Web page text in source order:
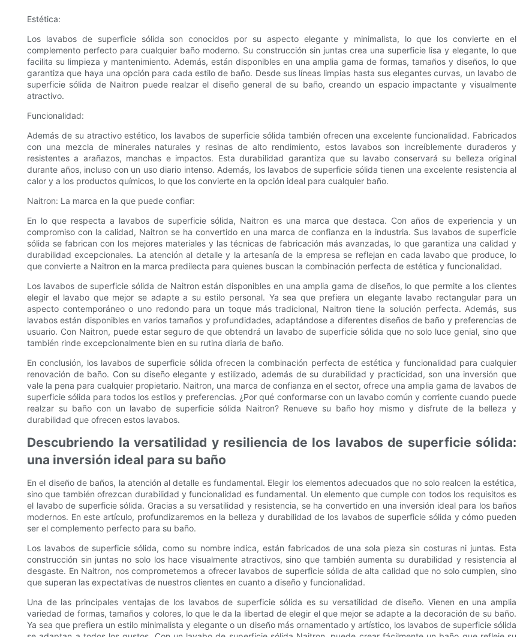
Estética:
Los lavabos de superficie sólida son conocidos por su aspecto elegante y minimalista, lo que los convierte en el
complemento perfecto para cualquier baño moderno. Su construcción sin juntas crea una superficie lisa y elegante, lo que
facilita su limpieza y mantenimiento. Además, están disponibles en una amplia gama de formas, tamaños y diseños, lo que
garantiza que haya una opción para cada estilo de baño. Desde sus líneas limpias hasta sus elegantes curvas, un lavabo de
superficie sólida de Naitron puede realzar el diseño general de su baño, creando un espacio impactante y visualmente
atractivo.
Funcionalidad:
Además de su atractivo estético, los lavabos de superficie sólida también ofrecen una excelente funcionalidad. Fabricados
con una mezcla de minerales naturales y resinas de alto rendimiento, estos lavabos son increíblemente duraderos y
resistentes a arañazos, manchas e impactos. Esta durabilidad garantiza que su lavabo conservará su belleza original
durante años, incluso con un uso diario intenso. Además, los lavabos de superficie sólida tienen una excelente resistencia al
calor y a los productos químicos, lo que los convierte en la opción ideal para cualquier baño.
Naitron: La marca en la que puede confiar:
En lo que respecta a lavabos de superficie sólida, Naitron es una marca que destaca. Con años de experiencia y un
compromiso con la calidad, Naitron se ha convertido en una marca de confianza en la industria. Sus lavabos de superficie
sólida se fabrican con los mejores materiales y las técnicas de fabricación más avanzadas, lo que garantiza una calidad y
durabilidad excepcionales. La atención al detalle y la artesanía de la empresa se reflejan en cada lavabo que produce, lo
que convierte a Naitron en la marca predilecta para quienes buscan la combinación perfecta de estética y funcionalidad.
Los lavabos de superficie sólida de Naitron están disponibles en una amplia gama de diseños, lo que permite a los clientes
elegir el lavabo que mejor se adapte a su estilo personal. Ya sea que prefiera un elegante lavabo rectangular para un
aspecto contemporáneo o uno redondo para un toque más tradicional, Naitron tiene la solución perfecta. Además, sus
lavabos están disponibles en varios tamaños y profundidades, adaptándose a diferentes diseños de baño y preferencias de
usuario. Con Naitron, puede estar seguro de que obtendrá un lavabo de superficie sólida que no solo luce genial, sino que
también rinde excepcionalmente bien en su rutina diaria de baño.
En conclusión, los lavabos de superficie sólida ofrecen la combinación perfecta de estética y funcionalidad para cualquier
renovación de baño. Con su diseño elegante y estilizado, además de su durabilidad y practicidad, son una inversión que
vale la pena para cualquier propietario. Naitron, una marca de confianza en el sector, ofrece una amplia gama de lavabos de
superficie sólida para todos los estilos y preferencias. ¿Por qué conformarse con un lavabo común y corriente cuando puede
realzar su baño con un lavabo de superficie sólida Naitron? Renueve su baño hoy mismo y disfrute de la belleza y
durabilidad que ofrecen estos lavabos.
Descubriendo la versatilidad y resiliencia de los lavabos de superficie sólida:
una inversión ideal para su baño
En el diseño de baños, la atención al detalle es fundamental. Elegir los elementos adecuados que no solo realcen la estética,
sino que también ofrezcan durabilidad y funcionalidad es fundamental. Un elemento que cumple con todos los requisitos es
el lavabo de superficie sólida. Gracias a su versatilidad y resistencia, se ha convertido en una inversión ideal para los baños
modernos. En este artículo, profundizaremos en la belleza y durabilidad de los lavabos de superficie sólida y cómo pueden
ser el complemento perfecto para su baño.
Los lavabos de superficie sólida, como su nombre indica, están fabricados de una sola pieza sin costuras ni juntas. Esta
construcción sin juntas no solo los hace visualmente atractivos, sino que también aumenta su durabilidad y resistencia al
desgaste. En Naitron, nos comprometemos a ofrecer lavabos de superficie sólida de alta calidad que no solo cumplen, sino
que superan las expectativas de nuestros clientes en cuanto a diseño y funcionalidad.
Una de las principales ventajas de los lavabos de superficie sólida es su versatilidad de diseño. Vienen en una amplia
variedad de formas, tamaños y colores, lo que le da la libertad de elegir el que mejor se adapte a la decoración de su baño.
Ya sea que prefiera un estilo minimalista y elegante o un diseño más ornamentado y artístico, los lavabos de superficie sólida